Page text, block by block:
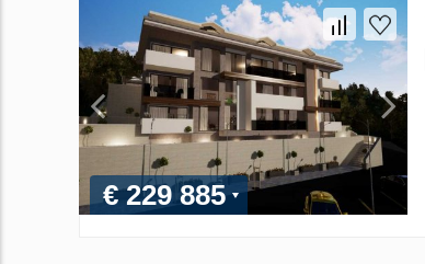
€ 229 885